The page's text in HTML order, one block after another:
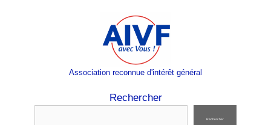
Association reconnue d'intérêt général
Rechercher
Rechercher